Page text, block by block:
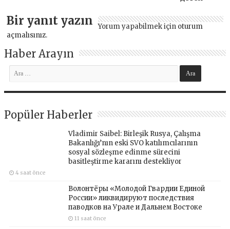
Bir yanıt yazın Yorum yapabilmek için oturum
açmalısınız.
Haber Arayın
Popüler Haberler
Vladimir Saibel: Birleşik Rusya, Çalışma
Bakanlığı’nın eski SVO katılımcılarının
sosyal sözleşme edinme sürecini
basitleştirme kararını destekliyor
4 saat önce
Волонтёры «Молодой Гвардии Единой
России» ликвидируют последствия
паводков на Урале и Дальнем Востоке
11 saat önce